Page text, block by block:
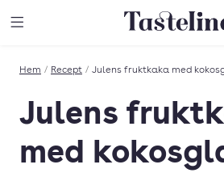
Till Tastelines
Hem / Recept / Julens fruktkaka med
Julens
med